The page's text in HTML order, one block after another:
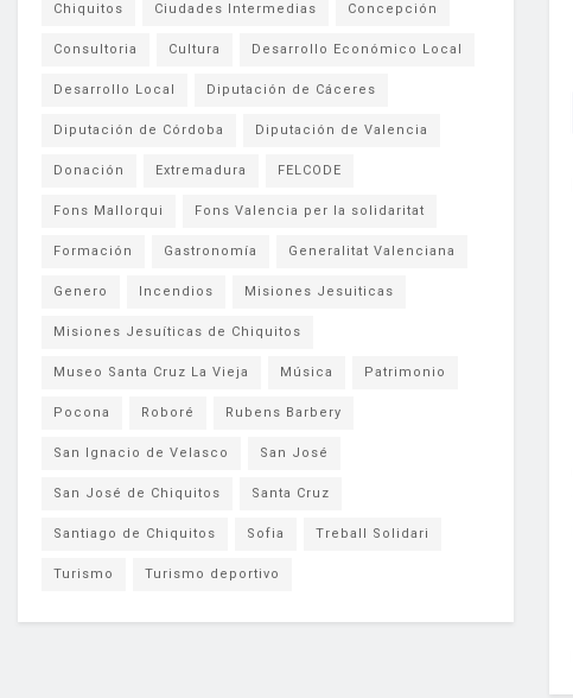
Chiquitos Ciudades Intermedias Concepción
Consultoria Cultura Desarrollo Económico Local
Desarrollo Local Diputación de Cáceres
Diputación de Córdoba Diputación de Valencia
Donación Extremadura FELCODE
Fons Mallorqui Fons Valencia per la solidaritat
Formación Gastronomía Generalitat Valenciana
Genero Incendios Misiones Jesuiticas
Misiones Jesuíticas de Chiquitos
Museo Santa Cruz La Vieja Música Patrimonio
Pocona Roboré Rubens Barbery
San Ignacio de Velasco San José
San José de Chiquitos Santa Cruz
Santiago de Chiquitos Sofia Treball Solidari
Turismo Turismo deportivo